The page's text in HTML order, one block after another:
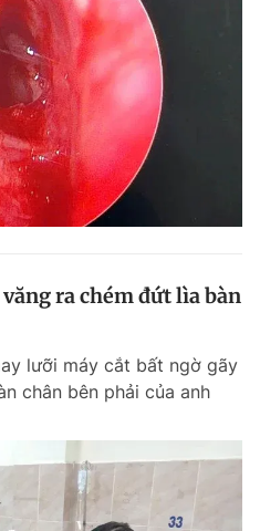
Liên hệ quảng cáo
0908 780 404
Tòa soạn
cấp ngày 24.3.2020
Báo Thanh Niên. Cấm sao chép
sự chấp thuận bằng văn bản.
ra chém đứt lìa bàn
lưỡi máy cắt bất ngờ gãy
chân bên phải của anh